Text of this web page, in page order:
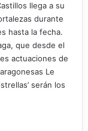
llega a su
durante
hasta la fecha.
que desde el
actuaciones de
Le
serán los